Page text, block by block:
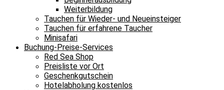
Weiterbildung
Tauchen für Wieder- und Neueinsteiger
Tauchen für erfahrene Taucher
Minisafari
Buchung-Preise-Services
Red Sea Shop
Preisliste vor Ort
Geschenkgutschein
Hotelabholung kostenlos